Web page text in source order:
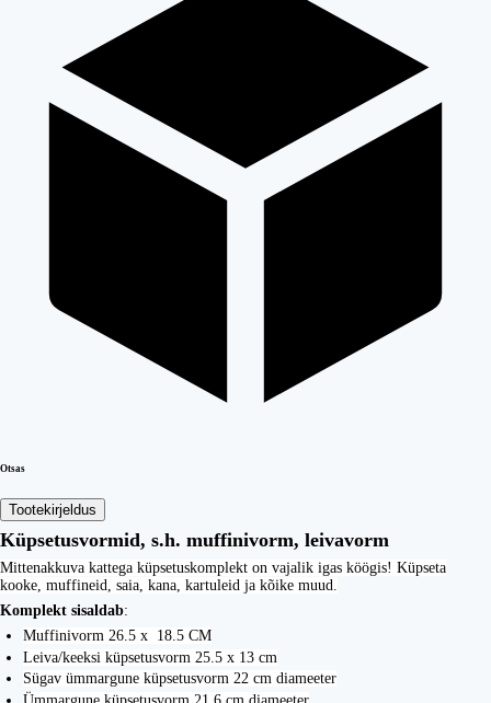
Otsas
Tootekirjeldus
Küpsetusvormid, s.h. muffinivorm, leivavorm
Mittenakkuva kattega küpsetuskomplekt on vajalik igas köögis! Küpseta
kooke, muffineid, saia, kana, kartuleid ja kõike muud.
Komplekt sisaldab:
Muffinivorm 26.5 x 18.5 CM
Leiva/keeksi küpsetusvorm 25.5 x 13 cm
Sügav ümmargune küpsetusvorm 22 cm diameeter